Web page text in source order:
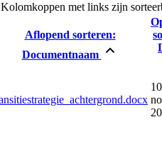
Kolomkoppen met links zijn
Aflopend sorteren:
Documentnaam
10